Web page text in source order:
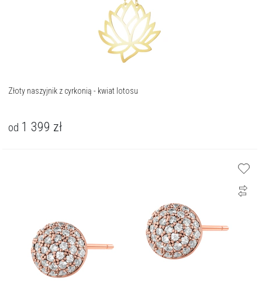
Złoty naszyjnik z cyrkonią - kwiat lotosu
od 1 399 zł